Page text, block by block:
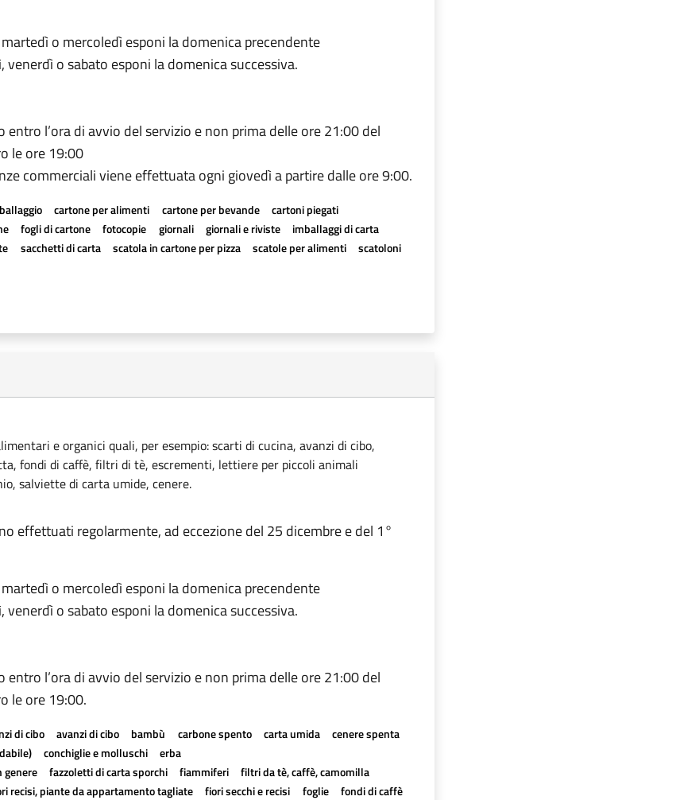
o mercoledì esponi la domenica precendente
o sabato esponi la domenica successiva.
l’ora di avvio del servizio e non prima delle ore 21:00 del
le ore 19:00
commerciali viene effettuata ogni giovedì a partire dalle ore 9:00.
cartone per alimenti cartone per bevande
cartoni piegati
fogli di cartone fotocopie giornali giornali e riviste
imballaggi di carta
sacchetti di carta scatola in cartone per pizza scatole per alimenti
scatoloni
e organici quali, per esempio: scarti di cucina, avanzi di cibo,
fondi di caffè, filtri di tè, escrementi, lettiere per piccoli animali
salviette di carta umide, cenere.
effettuati regolarmente, ad eccezione del 25 dicembre e del 1°
o mercoledì esponi la domenica precendente
o sabato esponi la domenica successiva.
l’ora di avvio del servizio e non prima delle ore 21:00 del
le ore 19:00.
di cibo avanzi di cibo bambù carbone spento carta umida
cenere spenta
conchiglie e molluschi
erba
genere fazzoletti di carta sporchi fiammiferi
filtri da tè, caffè, camomilla
recisi, piante da appartamento tagliate fiori secchi e recisi foglie
fondi di caffè